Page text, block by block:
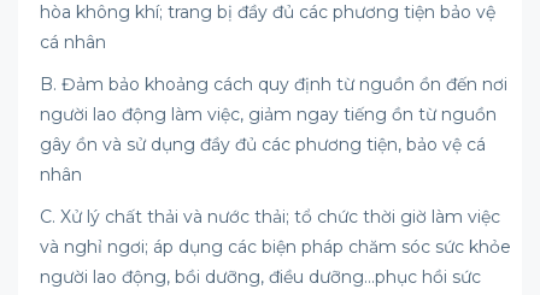
hòa không khí; trang bị đầy đủ các phương tiện bảo vệ
cá nhân
B. Đảm bảo khoảng cách quy định từ nguồn ồn đến nơi
người lao động làm việc, giảm ngay tiếng ồn từ nguồn
gây ồn và sử dụng đầy đủ các phương tiện, bảo vệ cá
nhân
C. Xử lý chất thải và nước thải; tổ chức thời giờ làm việc
và nghỉ ngơi; áp dụng các biện pháp chăm sóc sức khỏe
người lao động, bồi dưỡng, điều dưỡng...phục hồi sức